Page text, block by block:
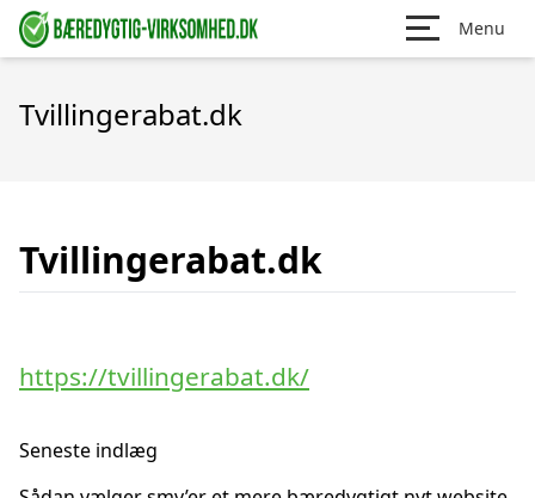
Menu
Tvillingerabat.dk
Tvillingerabat.dk
https://tvillingerabat.dk/
Seneste indlæg